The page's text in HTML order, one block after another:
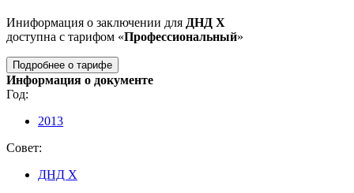
Иниформация о заключении для ДНД Х
доступна с тарифом «Профессиональный»
Подробнее о тарифе
Информация о документе
Год:
2013
Совет:
ДНД Х